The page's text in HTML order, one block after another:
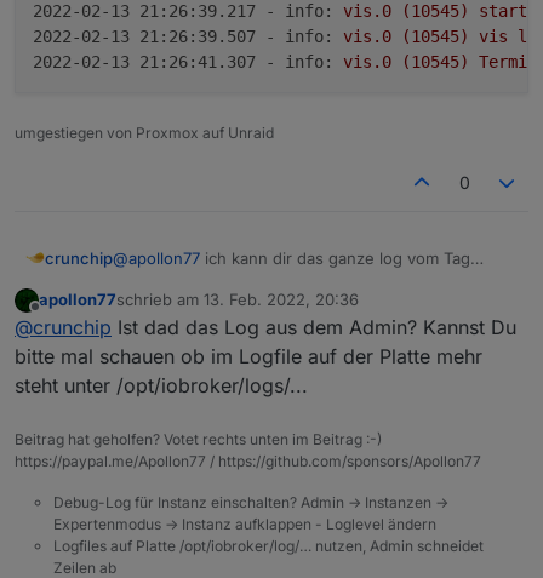
2022-02-13 21:26:39.217 - info:
vis.0 (10545)
2022-02-13 21:26:39.507 - info:
vis.0 (10545) vis
2022-02-13 21:26:41.307 - info:
vis.0 (10545)
umgestiegen von Proxmox auf Unraid
0
crunchip@apollon77 ich kann dir das ganze log vom Tag
habe gerade vis update gemacht um
den aktualisieren Button gedrückt
log dazu
2022-02-13 21:25:12.293 - info: vis.0
2022-02-13 21:25:19.794 - info: vis.0
2022-02-13 21:25:20.195 - info: vis.0
2022-02-13 21:25:26.574 - info: javascript.0
2022-02-13 21:25:26.575 - info:
2022-02-13 21:25:31.456 - info: javascript.0
Offline
apollon77schrieb am 13. Feb. 2022, 20:36
zuletzt editiert von
@crunchip Ist dad das Log aus dem Admin? Kannst Du
bitte mal schauen ob im Logfile auf der Platte mehr
steht unter /opt/iobroker/logs/...
Beitrag hat geholfen? Votet rechts unten im Beitrag :-)
https://paypal.me/Apollon77 / https://github.com/sponsors/Apollon77
Debug-Log für Instanz einschalten? Admin -> Instanzen ->
Expertenmodus -> Instanz aufklappen - Loglevel ändern
Logfiles auf Platte /opt/iobroker/log/… nutzen, Admin schneidet
Zeilen ab